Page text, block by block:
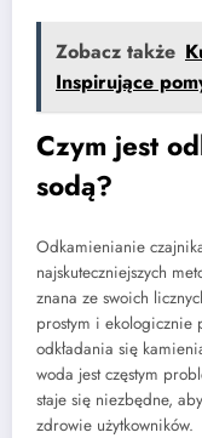
Zobacz także
Inspirujące
Czym jest
sodą?
Odkamienianie
najskuteczniejszych
znana ze swoich
prostym i ekologicznie
odkładania się
woda jest częstym
staje się niezbędne,
zdrowie użytkowników.